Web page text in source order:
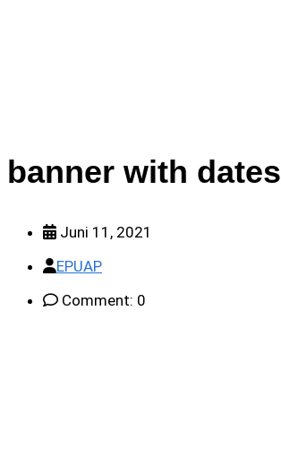
banner with dates
Juni 11, 2021
EPUAP
Comment: 0